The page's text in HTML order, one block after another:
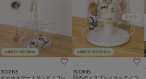

3COINS
キーホルダースタンド／コレ

3COINS
回るディスプレイラック／コ